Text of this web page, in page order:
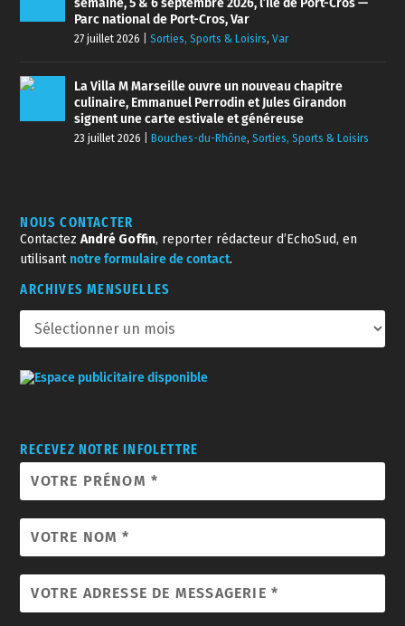
semaine, 5 & 6 septembre 2026, l’Île de Port-Cros —
Parc national de Port-Cros, Var
27 juillet 2026 |Sorties, Sports & Loisirs,Var
La Villa M Marseille ouvre un nouveau chapitre
culinaire, Emmanuel Perrodin et Jules Girandon
signent une carte estivale et généreuse
23 juillet 2026 Bouches-du-Rhône,Sorties, Sports & Loisirs
NOUS CONTACTER
ContactezAndré Goffin, reporter rédacteur d’EchoSud, en
utilisant notre formulaire de contact.
ARCHIVES MENSUELLES
RECEVEZ NOTRE INFOLETTRE